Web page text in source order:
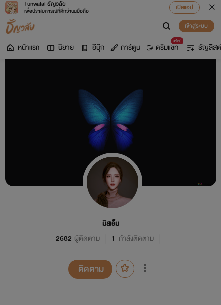
Tunwalai ธัญวลัย
เพื่อประสบการณ์ที่ดีกว่าบนมือถือ
เปิดแอป
เข้าสู่ระบบ
หน้าแรก นิยาย อีบุ๊ก การ์ตูน
มาใหม่
ดรีมแชท ธัญลิสต์
มิสเอ็ม
2682 ผู้ติดตาม 1 กำลังติดตาม
ติดตาม